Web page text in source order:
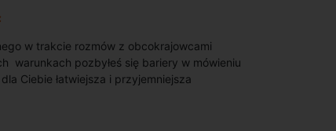
w trakcie rozmów z obcokrajowcami
warunkach pozbyłeś się bariery w mówieniu
Ciebie łatwiejsza i przyjemniejsza